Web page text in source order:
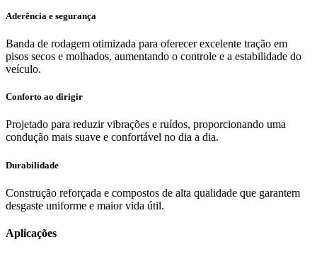
Aderência e segurança
Banda de rodagem otimizada para oferecer excelente tração em
pisos secos e molhados, aumentando o controle e a estabilidade do
veículo.
Conforto ao dirigir
Projetado para reduzir vibrações e ruídos, proporcionando uma
condução mais suave e confortável no dia a dia.
Durabilidade
Construção reforçada e compostos de alta qualidade que garantem
desgaste uniforme e maior vida útil.
Aplicações